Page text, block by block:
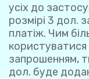
усіх до
розмірі 3 дол.
платіж. Чим
запрошенням,
дол. буде